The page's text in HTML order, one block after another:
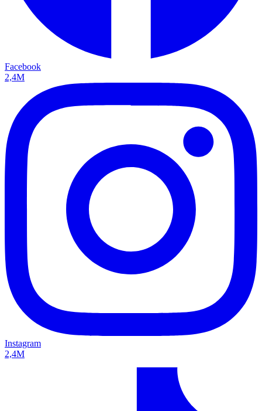
Facebook
2,4M
Instagram
2,4M